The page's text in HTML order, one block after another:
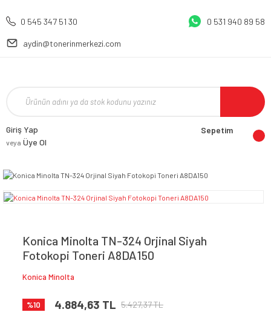
0 545 347 51 30 0 531 940 89 58
aydin@tonerinmerkezi.com
Giriş Yap
veya Üye Ol
Sepetim
Konica Minolta TN-324 Orjinal Siyah
Fotokopi Toneri A8DA150
Konica Minolta
%10 4.884,63 TL 5.427,37 TL